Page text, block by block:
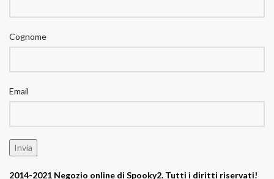
Cognome
Email
2014-2021 Negozio online di Spooky2. Tutti i diritti riservati!